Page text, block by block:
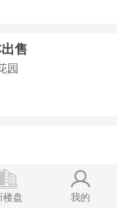
售
园
楼盘 我的